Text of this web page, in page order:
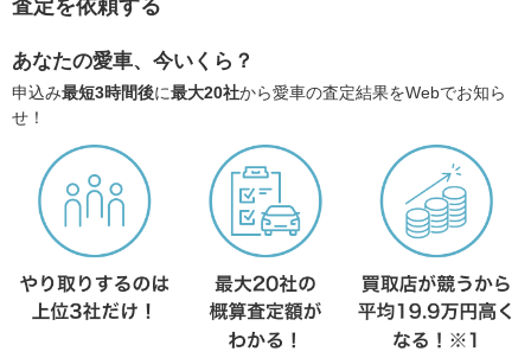
査定を依頼する
あなたの愛車、今いくら？
申込み最短3時間後に最大20社から愛車の査定結果をWebでお知ら
せ！